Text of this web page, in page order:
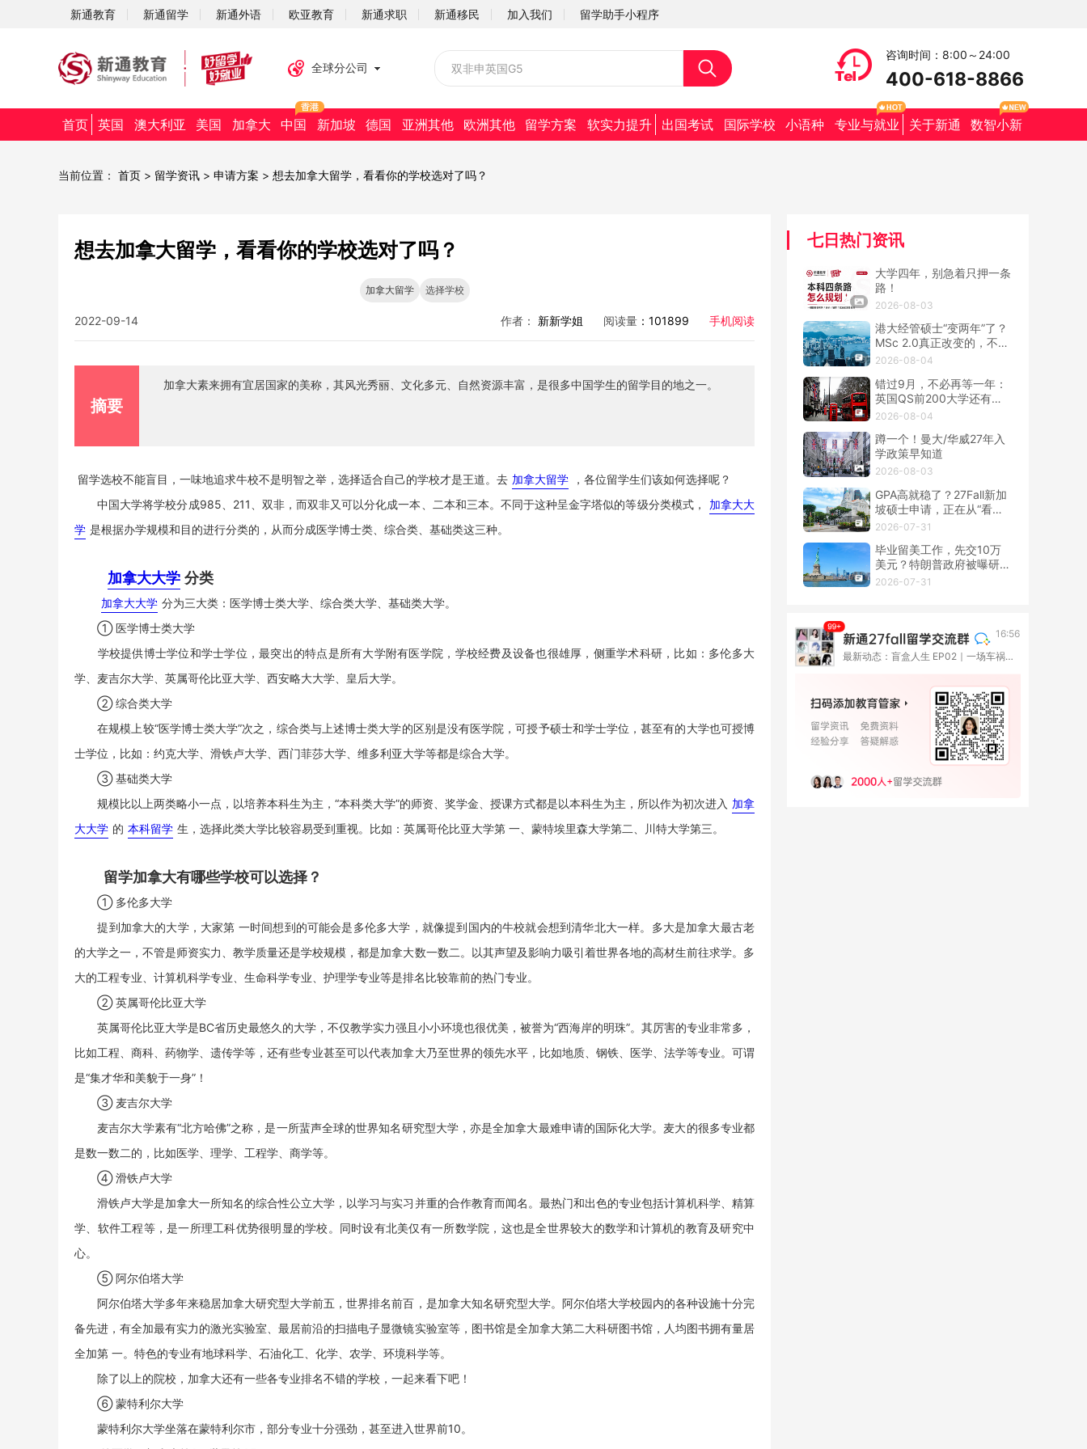
新通教育 新通留学 新通外语 欧亚教育 新通求职 新通移民 加入我们
社会招聘
留学助手小程序
全球分公司
咨询时间：8:00～24:00
400-618-8866
首页 英国 澳大利亚 美国 加拿大 中国 新加坡 德国 亚洲其他 欧洲其他 留学方案 软实力提升 出国考试 国际学校 小语种 专业与就业 关于新通 数智小新
当前位置： 首页 > 留学资讯 > 申请方案 > 想去加拿大留学，看看你的学校选对了吗？
想去加拿大留学，看看你的学校选对了吗？
加拿大留学 选择学校
2022-09-14 作者： 新新学姐 阅读量 ：101899 手机阅读
摘要
加拿大素来拥有宜居国家的美称，其风光秀丽、文化多元、自然资源丰富，是很多中国学生的留学目的地之一。
留学选校不能盲目，一味地追求牛校不是明智之举，选择适合自己的学校才是王道。去 加拿大留学
，各位留学生们该如何选择呢？
中国大学将学校分成985、211、双非，而双非又可以分化成一本、二本和三本。不同于这种呈金字塔似的等级分类模式，
加拿大大
学 是根据办学规模和目的进行分类的，从而分成医学博士类、综合类、基础类这三种。
加拿大大学 分类
加拿大大学 分为三大类：医学博士类大学、综合类大学、基础类大学。
① 医学博士类大学
学校提供博士学位和学士学位，最突出的特点是所有大学附有医学院，学校经费及设备也很雄厚，侧重学术科研，比如：多伦多大
学、麦吉尔大学、英属哥伦比亚大学、西安略大大学、皇后大学。
② 综合类大学
在规模上较“医学博士类大学”次之，综合类与上述博士类大学的区别是没有医学院，可授予硕士和学士学位，甚至有的大学也可授博
士学位，比如：约克大学、滑铁卢大学、西门菲莎大学、维多利亚大学等都是综合大学。
③ 基础类大学
规模比以上两类略小一点，以培养本科生为主，“本科类大学”的师资、奖学金、授课方式都是以本科生为主，所以作为初次进入 加拿
大大学 的 本科留学 生，选择此类大学比较容易受到重视。比如：英属哥伦比亚大学第 一、蒙特埃里森大学第二、川特大学第三。
留学加拿大有哪些学校可以选择？
① 多伦多大学
提到加拿大的大学，大家第 一时间想到的可能会是多伦多大学，就像提到国内的牛校就会想到清华北大一样。多大是加拿大最古老
的大学之一，不管是师资实力、教学质量还是学校规模，都是加拿大数一数二。以其声望及影响力吸引着世界各地的高材生前往求学。多
大的工程专业、计算机科学专业、生命科学专业、护理学专业等是排名比较靠前的热门专业。
② 英属哥伦比亚大学
英属哥伦比亚大学是BC省历史最悠久的大学，不仅教学实力强且小小环境也很优美，被誉为“西海岸的明珠”。其厉害的专业非常多，
比如工程、商科、药物学、遗传学等，还有些专业甚至可以代表加拿大乃至世界的领先水平，比如地质、钢铁、医学、法学等专业。可谓
是“集才华和美貌于一身”！
③ 麦吉尔大学
麦吉尔大学素有“北方哈佛”之称，是一所蜚声全球的世界知名研究型大学，亦是全加拿大最难申请的国际化大学。麦大的很多专业都
是数一数二的，比如医学、理学、工程学、商学等。
④ 滑铁卢大学
滑铁卢大学是加拿大一所知名的综合性公立大学，以学习与实习并重的合作教育而闻名。最热门和出色的专业包括计算机科学、精算
学、软件工程等，是一所理工科优势很明显的学校。同时设有北美仅有一所数学院，这也是全世界较大的数学和计算机的教育及研究中
心。
⑤ 阿尔伯塔大学
阿尔伯塔大学多年来稳居加拿大研究型大学前五，世界排名前百，是加拿大知名研究型大学。阿尔伯塔大学校园内的各种设施十分完
备先进，有全加最有实力的激光实验室、最居前沿的扫描电子显微镜实验室等，图书馆是全加拿大第二大科研图书馆，人均图书拥有量居
全加第 一。特色的专业有地球科学、石油化工、化学、农学、环境科学等。
除了以上的院校，加拿大还有一些各专业排名不错的学校，一起来看下吧！
⑥ 蒙特利尔大学
蒙特利尔大学坐落在蒙特利尔市，部分专业十分强劲，甚至进入世界前10。
七日热门资讯
大学四年，别急着只押一条
路！
2026-08-03
港大经管硕士“变两年”了？
MSc 2.0真正改变的，不只
是学制
2026-08-04
错过9月，不必再等一年：
英国QS前200大学还有春
季硕士！
2026-08-04
蹲一个！曼大/华威27年入
学政策早知道
2026-08-03
GPA高就稳了？27Fall新加
坡硕士申请，正在从“看
分”转向“看整套证据”
2026-07-31
毕业留美工作，先交10万
美元？特朗普政府被曝研究
OPT新收费
2026-07-31
16:56
最新动态：盲盒人生 EP02｜一场车祸撞断了高考路，她却在伦敦重新长出一种人生